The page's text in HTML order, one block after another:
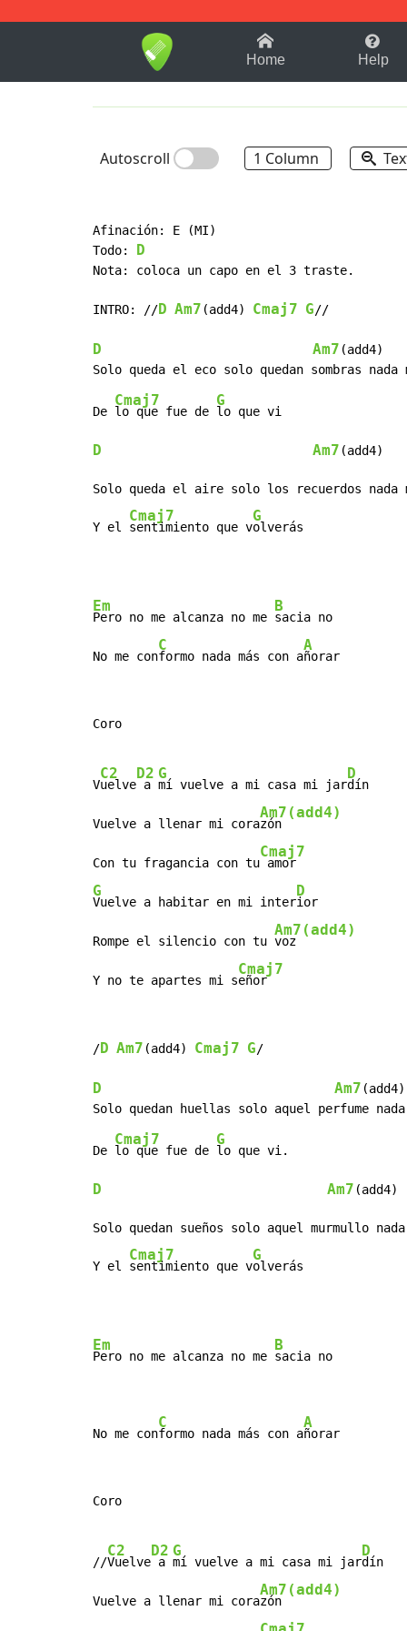
1-9 B
Home Help
Autoscroll 1 Column
Afinación: E (MI)
Todo:
D
Nota: coloca un capo en el 3 traste.
INTRO: //D Am7 (add4) Cmaj7 G//
D Am7 (add4)
De
Cmaj7
lo que fue de
G
D Am7 (add4)
Solo queda el aire solo los recuerdos nada
Y el
Cmaj7
sentimiento que v
G
olverás
Em
Pero no me alcanza no me
B
sacia no
No me con
C
formo nada más con a
A
ñorar
Coro
V
C2
uelve
D2
a
G
mí vuelve a mi casa mi jar
D
dín
Vuelve a llenar mi cora
Am7(add4)
zón
Con tu fragancia con tu
Cmaj7
G
Vuelve a habitar en mi inter
D
ior
Rompe el silencio con tu
Am7(add4)
voz
Y no te apartes mi s
Cmaj7
eñor
/D Am7 (add4) Cmaj7 G/
D Am7 (add4)
De
Cmaj7
lo que fue de
G
D Am7 (add4)
Solo quedan sueños solo aquel murmullo nada
Y el
Cmaj7
sentimiento que v
G
olverás
Em
Pero no me alcanza no me
B
sacia no
No me con
C
formo nada más con a
A
ñorar
Coro
//
C2
Vuelve
D2
a
G
mí vuelve a mi casa mi jar
D
dín
Vuelve a llenar mi cora
Am7(add4)
zón